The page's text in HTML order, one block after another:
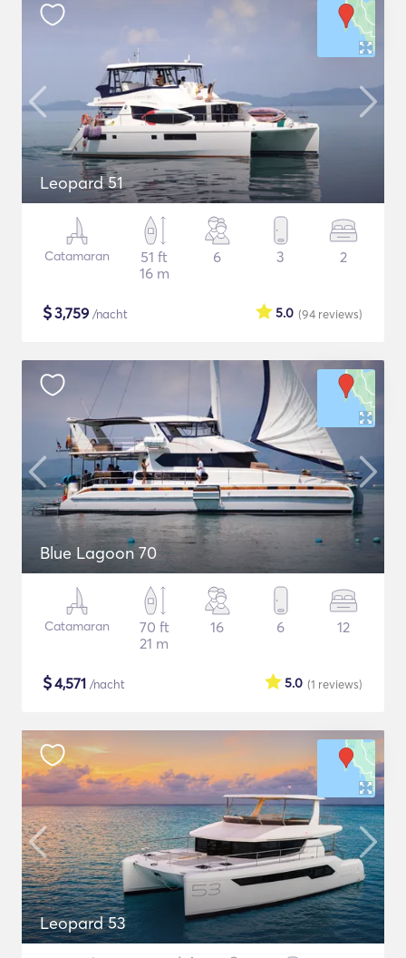
Leopard 51
Catamaran
51 ft
16 m
6 3 2
$3,759 /nacht (94 reviews)
5.0
Blue Lagoon 70
Catamaran
70 ft
21 m
16 6 12
$4,571 /nacht (1 reviews)
5.0
Leopard 53